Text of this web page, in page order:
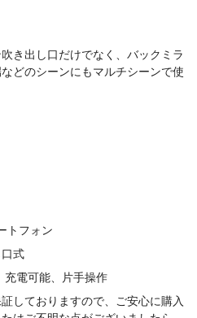
き出し口だけでなく、バックミラ
どのシーンにもマルチシーンで使
トフォン
式
充電可能、片手操作
しておりますので、ご安心に購入